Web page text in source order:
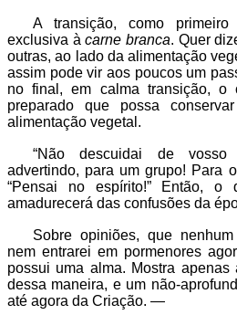
A transição, como
exclusiva àcarne branca. Quer
outras, ao lado da alimentação
assim pode vir aos poucos um
no final, em calma transição,
preparado que possa
alimentação vegetal.
“Não descuidai de vosso
advertindo, para um grupo! Para
“Pensai no espírito!” Então, o
amadurecerá das confusões da
Sobre opiniões, que
nem entrarei em pormenores
possui uma alma. Mostra apenas
dessa maneira, e um não-
até agora da Criação. —